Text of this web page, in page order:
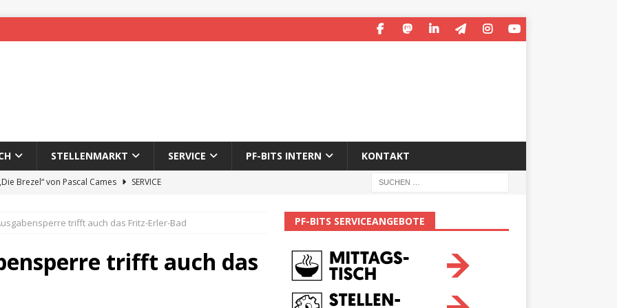
STELLENMARKT SERVICE PF-BITS INTERN KONTAKT
Brezel“ von Pascal Cames
SERVICE
des 65. Fasnetsumzugs Dillweißenstein
We’ll be back.
trifft auch das Fritz-Erler-Bad
trifft auch das
PF-BITS SERVICEANGEBOTE